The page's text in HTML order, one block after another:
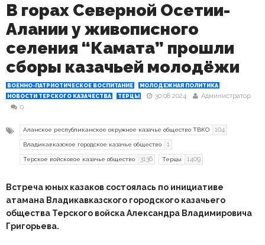
В горах Северной Осетии-
Алании у живописного
селения “Камата” прошли
сборы казачьей молодёжи
ВОЕННО-ПАТРИОТИЧЕСКОЕ ВОСПИТАНИЕ
МОЛОДЕЖНАЯ ПОЛИТИКА
НОВОСТИ ТЕРСКОГО КАЗАЧЕСТВА
ТЕРЦЫ 30.08.2024
Администратор
0
Аланское республиканское окружное казачье общество ТВКО 104
Владикавказское городское казачье общество 1
Терское войсковое казачье общество 3136 Терцы 1409
Встреча юных казаков состоялась по инициативе
атамана Владикавказского городского казачьего
общества Терского войска Александра Владимировича
Григорьева.